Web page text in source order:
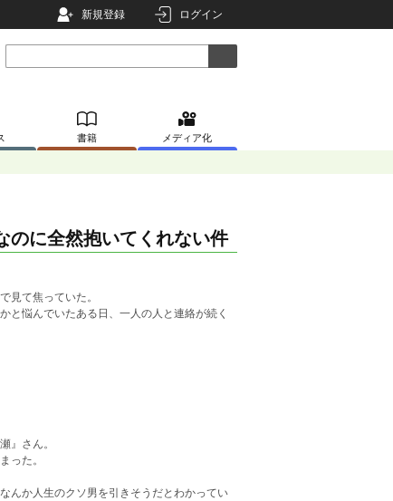
新規登録 ログイン
書籍 メディア化
のに全然抱いてくれない件
見て焦っていた。
と悩んでいたある日、一人の人と連絡が続く
』さん。
った。
んか人生のクソ男を引きそうだとわかってい